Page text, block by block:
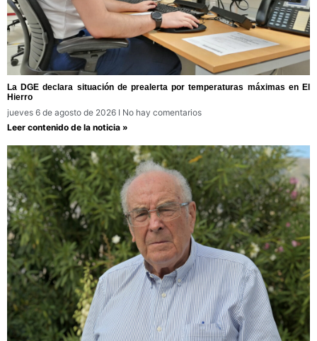
La DGE declara situación de prealerta por temperaturas máximas en El
Hierro
jueves 6 de agosto de 2026
No hay comentarios
Leer contenido de la noticia »